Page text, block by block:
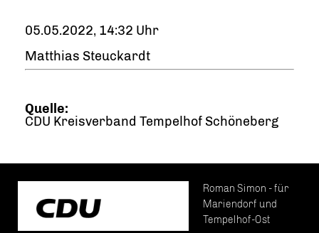
05.05.2022, 14:32 Uhr
Matthias Steuckardt
Quelle:
CDU Kreisverband Tempelhof Schöneberg
Roman Simon - für
Mariendorf und
Tempelhof-Ost